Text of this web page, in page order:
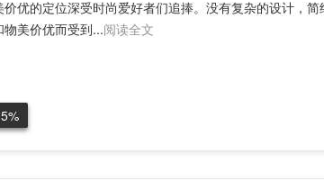
价优的定位深受时尚爱好者们追捧。没有复杂的设计，
物美价优而受到...阅读全文